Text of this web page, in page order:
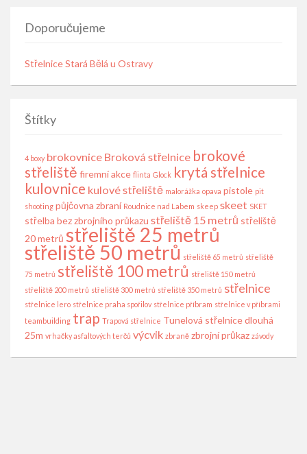
Doporučujeme
Střelnice Stará Bělá u Ostravy
Štítky
4 boxy brokovnice Broková střelnice brokové
střeliště firemní akce flinta Glock krytá střelnice
kulovnice kulové střeliště malorážka opava pistole pit
shooting půjčovna zbraní Roudnice nad Labem skeep skeet SKET
střelba bez zbrojního průkazu střeliště 15 metrů střeliště
20 metrů střeliště 25 metrů
střeliště 50 metrů střeliště 65 metrů střeliště
75 metrů střeliště 100 metrů střeliště 150 metrů
střeliště 200 metrů střeliště 300 metrů střeliště 350 metrů střelnice
střelnice lero střelnice praha spořilov střelnice příbram střelnice v příbrami
teambuilding trap Trapová střelnice Tunelová střelnice dlouhá
25m vrhačky asfaltových terčů výcvik zbraně zbrojní průkaz závody